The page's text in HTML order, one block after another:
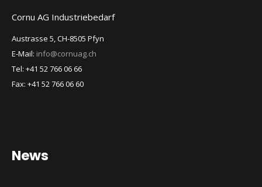
Cornu AG Industriebedarf
Austrasse 5, CH-8505 Pfyn
E-Mail: info@cornuag.ch
Tel: +41 52 766 06 66
Fax: +41 52 766 06 60
News